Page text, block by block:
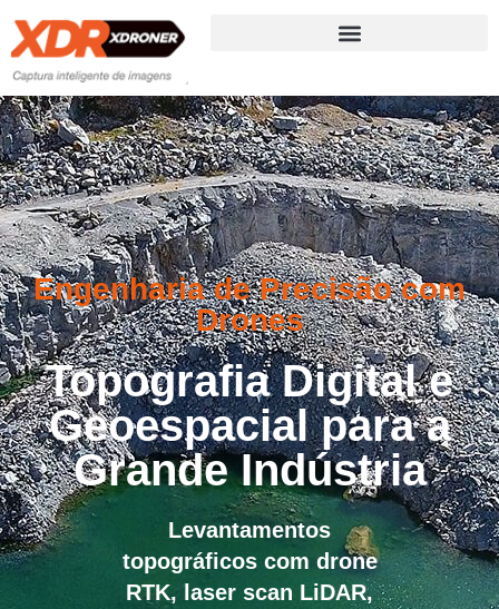
Engenharia de Precisão com
Drones
Topografia Digital e
Geoespacial para a
Grande Indústria
Levantamentos
topográficos com drone
RTK, laser scan LiDAR,